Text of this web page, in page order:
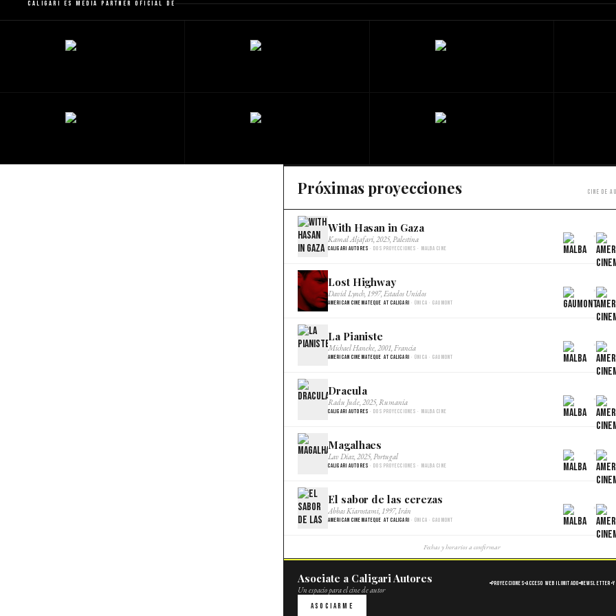
Caligari es Media Partner Oficial de
Próximas proyecciones Cine de
With Hasan in Gaza
Kamal Aljafari, 2025, Palestina
Caligari Autores · Dos proyecciones · Malba Cine
×
Lost Highway
David Lynch, 1997, Estados Unidos
American Cinemateque at Caligari · Única · Gaumont
×
La Pianiste
Michael Haneke, 2001, Francia
American Cinemateque at Caligari · Única · Gaumont
×
Dracula
Radu Jude, 2025, Rumania
Caligari Autores · Dos proyecciones · Malba Cine
×
Magalhaes
Lav Diaz, 2025, Portugal
Caligari Autores · Dos proyecciones · Malba Cine
×
El sabor de las cerezas
Abbas Kiarostami, 1997, Irán
American Cinemateque at Caligari · Única · Gaumont
×
Fechas y horarios a confirmar
Asociate a Caligari Autores
Un espacio para el cine de autor
Proyecciones Acceso web ilimitado Newsletter
Asociarme